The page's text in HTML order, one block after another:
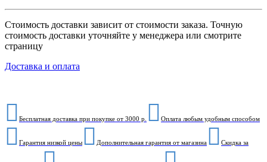
Стоимость доставки зависит от стоимости заказа. Точную
стоимость доставки уточняйте у менеджера или смотрите
страницу
Доставка и оплата
Бесплатная доставка при покупке от 3000 р. Оплата любым удобным способом
Гарантия низкой цены Дополнительная гарантия от магазина Скидка за